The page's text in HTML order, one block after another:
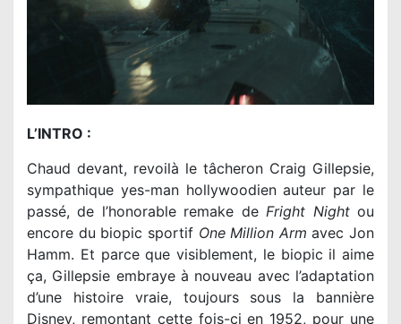
L’INTRO :
Chaud devant, revoilà le tâcheron Craig Gillepsie,
sympathique yes-man hollywoodien auteur par le
passé, de l’honorable remake deFright Nightou
encore du biopic sportif One Million Arm avec Jon
Hamm. Et parce que visiblement, le biopic il aime
ça, Gillepsie embraye à nouveau avec l’adaptation
d’une histoire vraie, toujours sous la bannière
Disney, remontant cette fois-ci en 1952, pour une